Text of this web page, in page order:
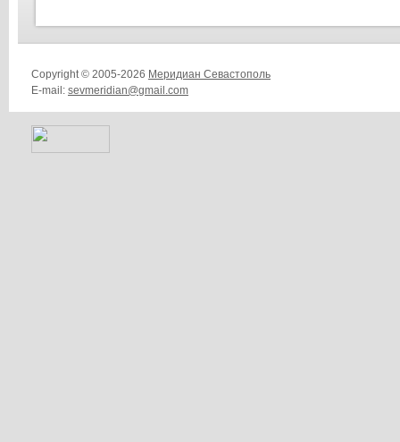
Copyright © 2005-2026 Меридиан Севастополь
E-mail: sevmeridian@gmail.com